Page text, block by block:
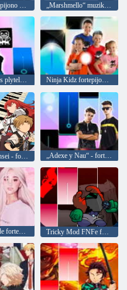
Fortepijoninės plytelės: Megalovania Undertale Ninja Kidz fortepijono plytelės
Mushoku Tensei - fortepijono plytelės „Adexe y Nau“ - fortepijono plytelės
Ariana Grande fortepijono plytelės rožinė, muzika ir magija Tricky Mod FNFe fortepijono plytelės